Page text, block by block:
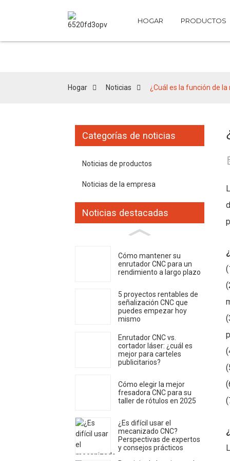
HOGAR PRODUCTOS
Hogar Noticias ¿Cuál es la función de
Categorías de noticias
Noticias de productos
Noticias de la empresa
Noticias destacadas
Cómo mantener su
enrutador CNC para un
rendimiento a largo plazo
5 proyectos rentables de
señalización CNC que
puedes empezar hoy
mismo
Enrutador CNC vs.
cortador láser: ¿cuál es
mejor para carteles
publicitarios?
Cómo elegir la mejor
fresadora CNC para su
taller de rótulos en 2025
¿Es difícil usar el
mecanizado CNC?
Perspectivas de expertos
y consejos prácticos